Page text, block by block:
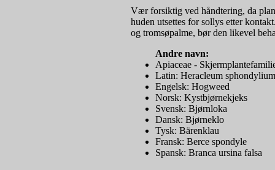
Vær forsiktig ved håndtering, da
huden utsettes for sollys etter
og tromsøpalme, bør den likevel
Andre navn:
Apiaceae -
Latin: Heracleum sphondylium
Engelsk: Hogweed
Norsk: Kystbjørnekjeks
Svensk: Bjørnloka
Dansk: Bjørneklo
Tysk: Bärenklau
Fransk: Berce spondyle
Spansk: Branca ursina falsa